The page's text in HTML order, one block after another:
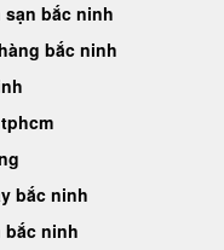
bắc ninh
bắc ninh
bắc ninh
ninh